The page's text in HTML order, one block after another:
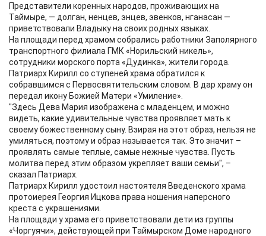
Представители коренных народов, проживающих на
Таймыре, — долган, ненцев, энцев, эвенков, нганасан —
приветствовали Владыку на своих родных языках.
На площади перед храмом собрались работники Заполярного
транспортного филиала ГМК «Норильский никель»,
сотрудники морского порта «Дудинка», жители города.
Патриарх Кирилл со ступеней храма обратился к
собравшимся с Первосвятительским словом. В дар храму он
передал икону Божией Матери «Умиление».
"Здесь Дева Мария изображена с младенцем, и можно
видеть, какие удивительные чувства проявляет мать к
своему божественному сыну. Взирая на этот образ, нельзя не
умиляться, поэтому и образ называется так. Это значит –
проявлять самые теплые, самые нежные чувства. Пусть
молитва перед этим образом укрепляет ваши семьи", –
сказал Патриарх.
Патриарх Кирилл удостоил настоятеля Введенского храма
протоиерея Георгия Ицкова права ношения наперсного
креста с украшениями.
На площади у храма его приветствовали дети из группы
«Чоргуячи», действующей при Таймырском Доме народного